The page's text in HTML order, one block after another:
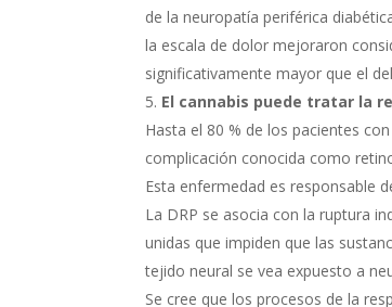
de la neuropatía periférica
la escala de dolor mejoraron
significativamente mayor que el
El cannabis puede tratar la
Hasta el 80 % de los pacientes
complicación conocida como
Esta enfermedad es responsable
La DRP se asocia con la ruptura
unidas que impiden que las
tejido neural se vea expuesto a
Se cree que los procesos de la